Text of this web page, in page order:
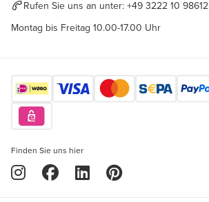
Rufen Sie uns an unter: +49 3222 10 98612
Montag bis Freitag 10.00-17.00 Uhr
Finden Sie uns hier